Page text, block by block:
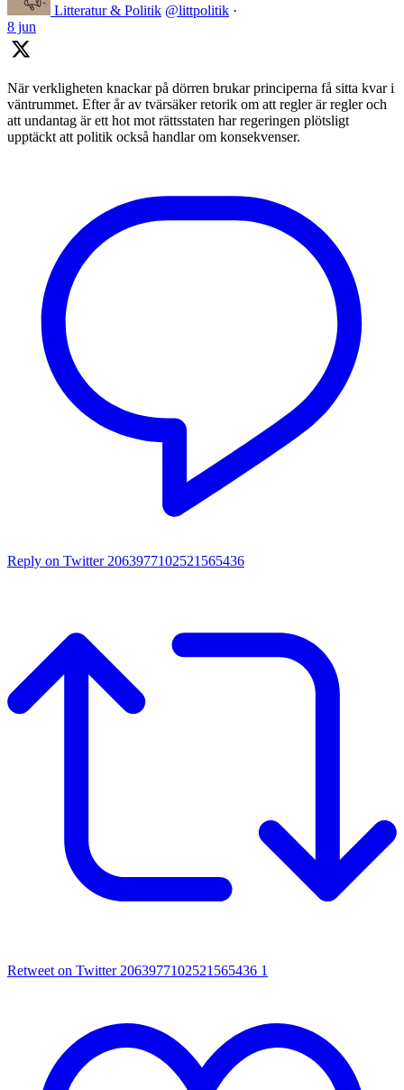
Litteratur & Politik @littpolitik ·
8 jun
När verkligheten knackar på dörren brukar principerna få sitta kvar i
väntrummet. Efter år av tvärsäker retorik om att regler är regler och
att undantag är ett hot mot rättsstaten har regeringen plötsligt
upptäckt att politik också handlar om konsekvenser.
Reply on Twitter 2063977102521565436
Retweet on Twitter 2063977102521565436 1